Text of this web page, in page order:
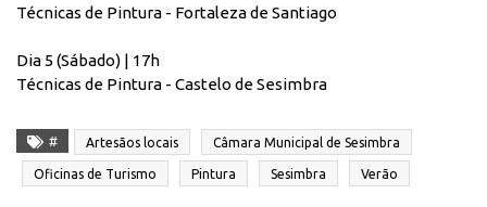
Técnicas de Pintura - Fortaleza de Santiago
Dia 5 (Sábado) | 17h
Técnicas de Pintura - Castelo de Sesimbra
# Artesãos locais Câmara Municipal de Sesimbra
Oficinas de Turismo Pintura Sesimbra Verão